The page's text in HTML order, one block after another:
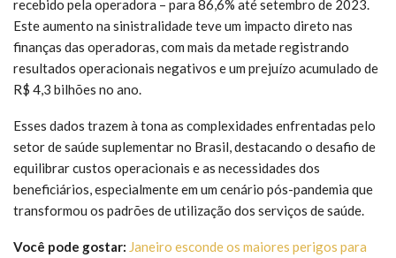
recebido pela operadora – para 86,6% até setembro de 2023.
Este aumento na sinistralidade teve um impacto direto nas
finanças das operadoras, com mais da metade registrando
resultados operacionais negativos e um prejuízo acumulado de
R$ 4,3 bilhões no ano.
Esses dados trazem à tona as complexidades enfrentadas pelo
setor de saúde suplementar no Brasil, destacando o desafio de
equilibrar custos operacionais e as necessidades dos
beneficiários, especialmente em um cenário pós-pandemia que
transformou os padrões de utilização dos serviços de saúde.
Você pode gostar: Janeiro esconde os maiores perigos para